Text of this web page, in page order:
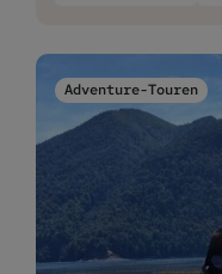
Adventure-Touren